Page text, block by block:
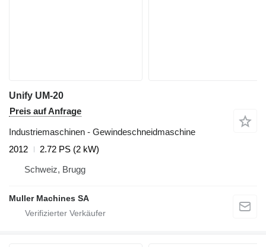
Unify UM-20
Preis auf Anfrage
Industriemaschinen - Gewindeschneidmaschine
2012
2.72 PS (2 kW)
Schweiz, Brugg
Muller Machines SA